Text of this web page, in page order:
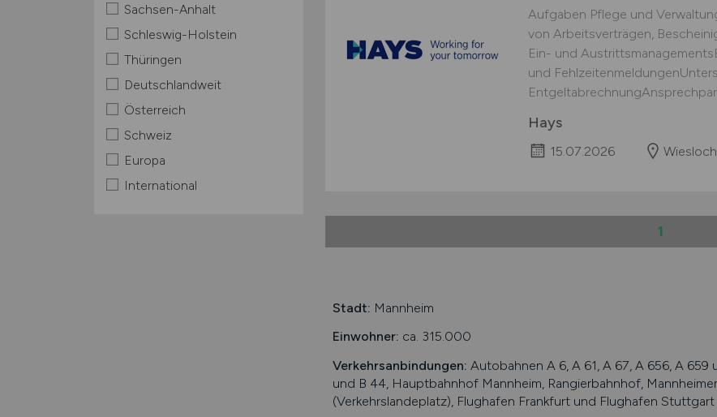
Sachsen-Anhalt
Schleswig-Holstein
Thüringen
Deutschlandweit
Österreich
Schweiz
Europa
International
Aufgaben Pflege und
von Arbeitsverträgen,
Ein- und
und
Hays
15.07.2026 Wiesloch
1
Stadt: Mannheim
Einwohner: ca. 315.000
Verkehrsanbindungen: Autobahnen A 6, A 61, A 67, A 656, A 659
und B 44, Hauptbahnhof Mannheim, Rangierbahnhof,
(Verkehrslandeplatz), Flughafen Frankfurt und Flughafen Stuttgart